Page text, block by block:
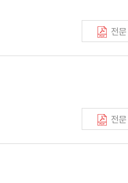
전문
전문